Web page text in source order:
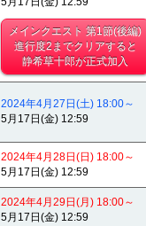
メインクエスト 第1節(後編)
進行度2までクリアすると
静希草十郎が正式加入
2024年4月27日(土) 18:00～
5月17日(金) 12:59
2024年4月28日(日) 18:00～
5月17日(金) 12:59
2024年4月29日(月) 18:00～
5月17日(金) 12:59